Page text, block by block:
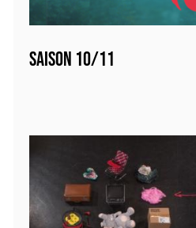
SAISON 10/11